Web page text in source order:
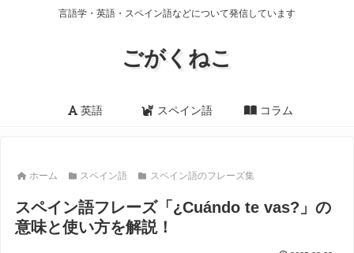
言語学・英語・スペイン語などについて発信しています
ごがくねこ
英語 スペイン語 コラム
ホーム スペイン語 スペイン語のフレーズ集
スペイン語フレーズ「¿Cuándo te vas?」の
意味と使い方を解説！